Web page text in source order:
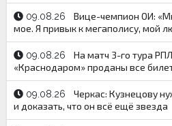
09.08.26
Вице-чемпион ОИ:
мое. Я привык к мегаполису, мой
09.08.26
На матч 3-го тура
«Краснодаром» проданы все
09.08.26
Черкас: Кузнецову
и доказать, что он всё ещё звезда